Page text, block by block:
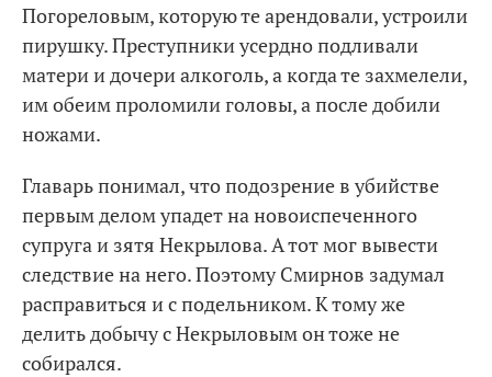
Погореловым, которую те арендовали, устроили
пирушку. Преступники усердно подливали
матери и дочери алкоголь, а когда те захмелели,
им обеим проломили головы, а после добили
ножами.
Главарь понимал, что подозрение в убийстве
первым делом упадет на новоиспеченного
супруга и зятя Некрылова. А тот мог вывести
следствие на него. Поэтому Смирнов задумал
расправиться и с подельником. К тому же
делить добычу с Некрыловым он тоже не
собирался.